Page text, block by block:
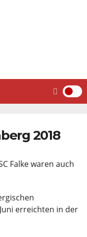
2018
Falke waren auch
erreichten in der